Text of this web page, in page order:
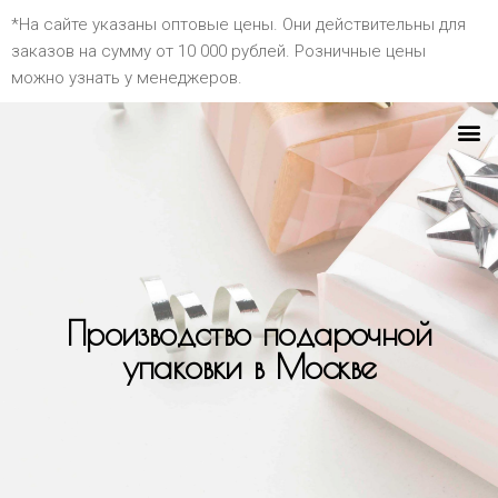
*На сайте указаны оптовые цены. Они действительны для
заказов на сумму от 10 000 рублей. Розничные цены
можно узнать у менеджеров.
Производство подарочной
упаковки в Москве